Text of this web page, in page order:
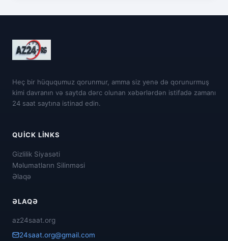
Heç bir hüququmuz qorunmur, amma siz yenə də qorunurmuş
kimi davranın və saytda dərc olunan xəbərlərdən istifadə zamanı
24 saat saytına istinad edin.
QUICK LINKS
Gizlilik Siyasəti
Məlumatların Silinməsi
Əlaqə
ƏLAQƏ
az24saat.org
24saat.org@gmail.com